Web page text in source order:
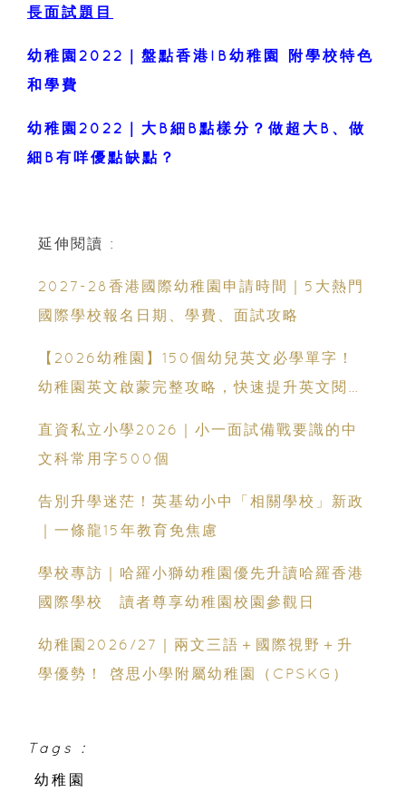
長面試題目
幼稚園2022｜盤點香港IB幼稚園 附學校特色
和學費
幼稚園2022｜大B細B點樣分？做超大B、做
細B有咩優點缺點？
延伸閱讀 :
2027-28香港國際幼稚園申請時間｜5大熱門
國際學校報名日期、學費、面試攻略
【2026幼稚園】150個幼兒英文必學單字！
幼稚園英文啟蒙完整攻略，快速提升英文閱讀
直資私立小學2026｜小一面試備戰要識的中
文科常用字500個
告別升學迷茫！英基幼小中「相關學校」新政
｜一條龍15年教育免焦慮
學校專訪｜哈羅小獅幼稚園優先升讀哈羅香港
國際學校 讀者尊享幼稚園校園參觀日
幼稚園2026/27｜兩文三語＋國際視野＋升
學優勢！ 啓思小學附屬幼稚園（CPSKG）
Tags :
幼稚園